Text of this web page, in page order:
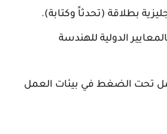
بطلاقة (تحدثاً وكتابة).
الدولية للهندسة
تحت الضغط في بيئات العمل